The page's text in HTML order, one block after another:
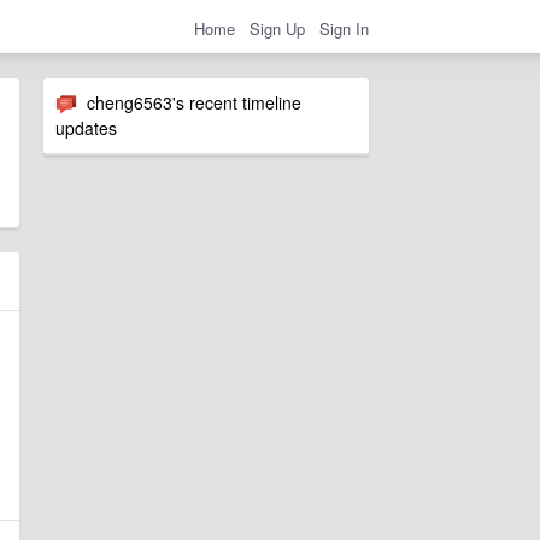
Home Sign Up Sign In
cheng6563's recent timeline
updates